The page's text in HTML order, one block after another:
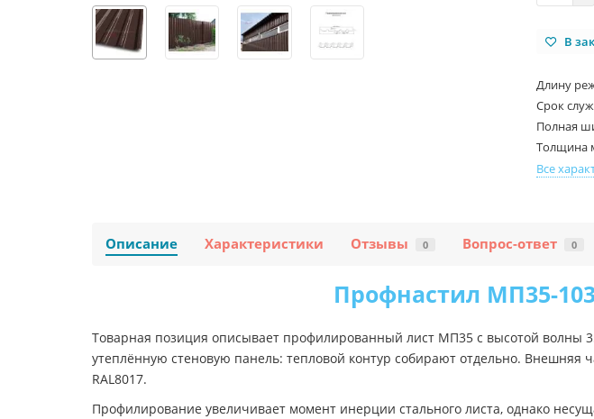
В
Длину
Срок
Полная
Толщина
Все
Описание Характеристики Отзывы 0 Вопрос-ответ 0
Профнастил МП35-
Товарная позиция описывает профилированный лист МП35 с высотой
утеплённую стеновую панель: тепловой контур собирают отдельно. Внешняя
RAL8017.
Профилирование увеличивает момент инерции стального листа, однако